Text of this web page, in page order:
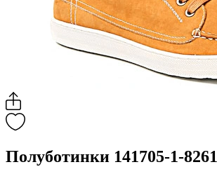
Полуботинки 141705-1-8261